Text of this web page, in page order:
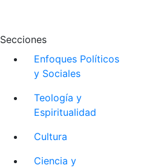
Secciones
Enfoques Políticos
y Sociales
Teología y
Espiritualidad
Cultura
Ciencia y